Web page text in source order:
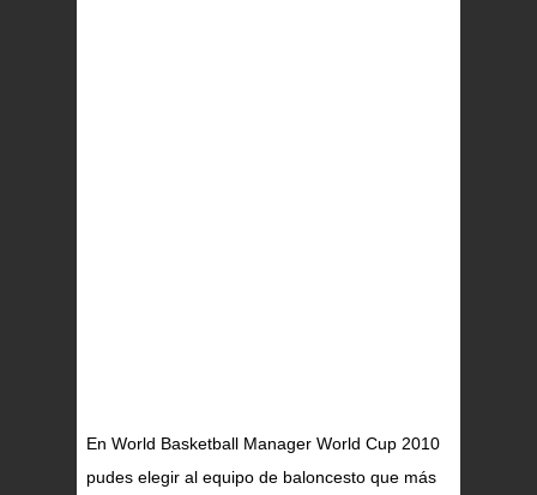
En World Basketball Manager World Cup 2010
pudes elegir al equipo de baloncesto que más